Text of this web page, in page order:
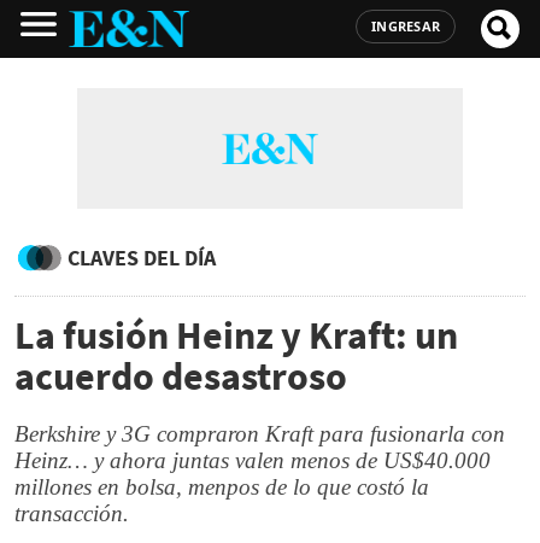
INGRESAR
CLAVES DEL DÍA
La fusión Heinz y Kraft: un
acuerdo desastroso
Berkshire y 3G compraron Kraft para fusionarla con
Heinz… y ahora juntas valen menos de US$40.000
millones en bolsa, menpos de lo que costó la
transacción.